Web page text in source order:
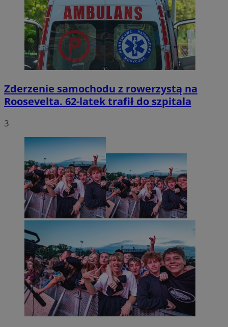
Zderzenie samochodu z rowerzystą na
Roosevelta. 62-latek trafił do szpitala
3